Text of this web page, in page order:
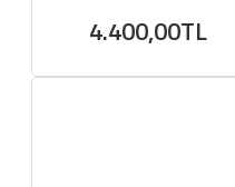
4.400,00TL